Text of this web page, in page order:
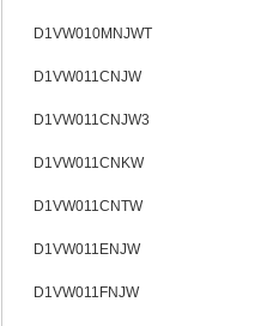
D1VW010MNJWT
D1VW011CNJW
D1VW011CNJW3
D1VW011CNKW
D1VW011CNTW
D1VW011ENJW
D1VW011FNJW